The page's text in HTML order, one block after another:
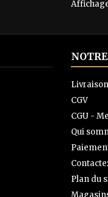
Livraison
CGV
CGU -
Qui
Plan du